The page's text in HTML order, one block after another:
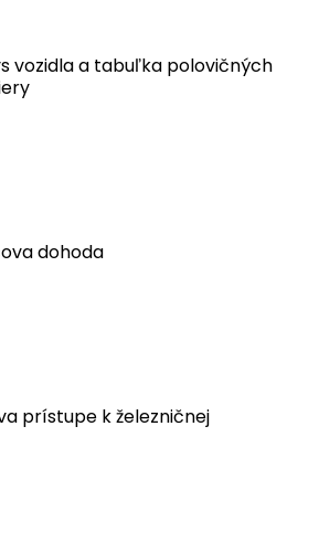
vozidla a tabuľka polovičných
dohoda
prístupe k železničnej